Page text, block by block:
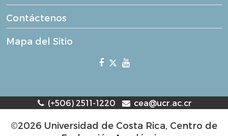
Contáctenos
Mapa del Sitio
(+506) 2511-1220 cea@ucr.ac.cr
©2026 Universidad de Costa Rica, Centro de